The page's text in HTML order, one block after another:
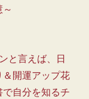
と言えば、日
開運アップ花
自分を知るチ